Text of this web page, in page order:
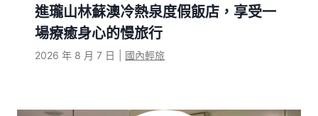
進瓏山林蘇澳冷熱泉度假飯店，享受一
場療癒身心的慢旅行
2026 年 8 月 7 日 國內輕旅